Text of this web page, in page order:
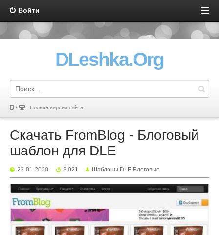
Войти
DLeshka.Org
Полная версия сайта
Скачать FromBlog - Блоговый
шаблон для DLE
23-01-2020 3 021 Шаблоны DLE Блоговые